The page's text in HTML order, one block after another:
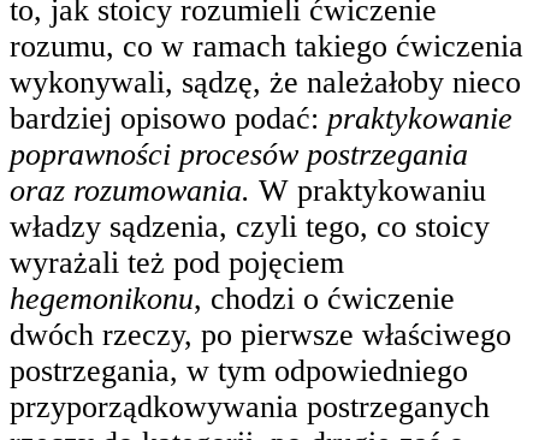
to, jak stoicy rozumieli ćwiczenie
rozumu, co w ramach takiego ćwiczenia
wykonywali, sądzę, że należałoby nieco
bardziej opisowo podać: praktykowanie
poprawności procesów postrzegania
oraz rozumowania. W praktykowaniu
władzy sądzenia, czyli tego, co stoicy
wyrażali też pod pojęciem
hegemonikonu, chodzi o ćwiczenie
dwóch rzeczy, po pierwsze właściwego
postrzegania, w tym odpowiedniego
przyporządkowywania postrzeganych